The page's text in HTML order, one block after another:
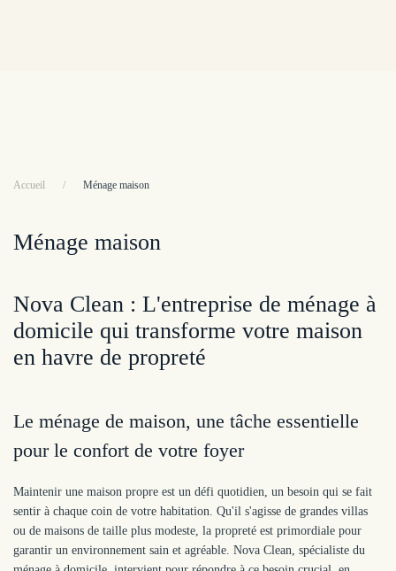
Accueil Ménage maison
Ménage maison
Nova Clean : L'entreprise de ménage à
domicile qui transforme votre maison
en havre de propreté
Le ménage de maison, une tâche essentielle
pour le confort de votre foyer
Maintenir une maison propre est un défi quotidien, un besoin qui se fait
sentir à chaque coin de votre habitation. Qu'il s'agisse de grandes villas
ou de maisons de taille plus modeste, la propreté est primordiale pour
garantir un environnement sain et agréable. Nova Clean, spécialiste du